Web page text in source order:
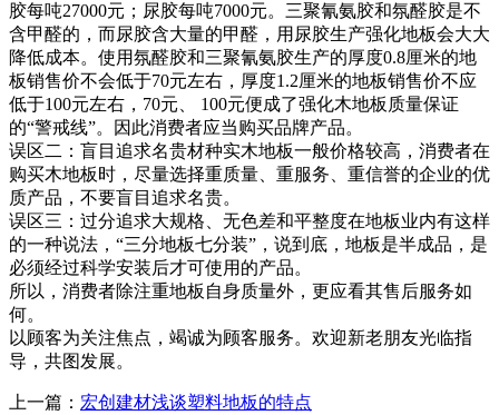
胶每吨27000元；尿胶每吨7000元。三聚氰氨胶和氛醛胶是不
含甲醛的，而尿胶含大量的甲醛，用尿胶生产强化地板会大大
降低成本。使用氛醛胶和三聚氰氨胶生产的厚度0.8厘米的地
板销售价不会低于70元左右，厚度1.2厘米的地板销售价不应
低于100元左右，70元、 100元便成了强化木地板质量保证
的“警戒线”。因此消费者应当购买品牌产品。
误区二：盲目追求名贵材种实木地板一般价格较高，消费者在
购买木地板时，尽量选择重质量、重服务、重信誉的企业的优
质产品，不要盲目追求名贵。
误区三：过分追求大规格、无色差和平整度在地板业内有这样
的一种说法，“三分地板七分装”，说到底，地板是半成品，是
必须经过科学安装后才可使用的产品。
所以，消费者除注重地板自身质量外，更应看其售后服务如
何。
以顾客为关注焦点，竭诚为顾客服务。欢迎新老朋友光临指
导，共图发展。
上一篇： 宏创建材浅谈塑料地板的特点